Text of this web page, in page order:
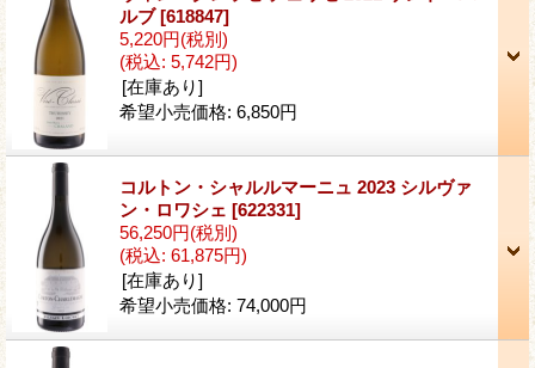
ルブ[618847]
5,220円(税別)
(税込: 5,742円)
[在庫あり]
希望小売価格: 6,850円
コルトン・シャルルマーニュ 2023 シルヴァ
ン・ロワシェ [622331]
56,250円(税別)
(税込: 61,875円)
[在庫あり]
希望小売価格: 74,000円